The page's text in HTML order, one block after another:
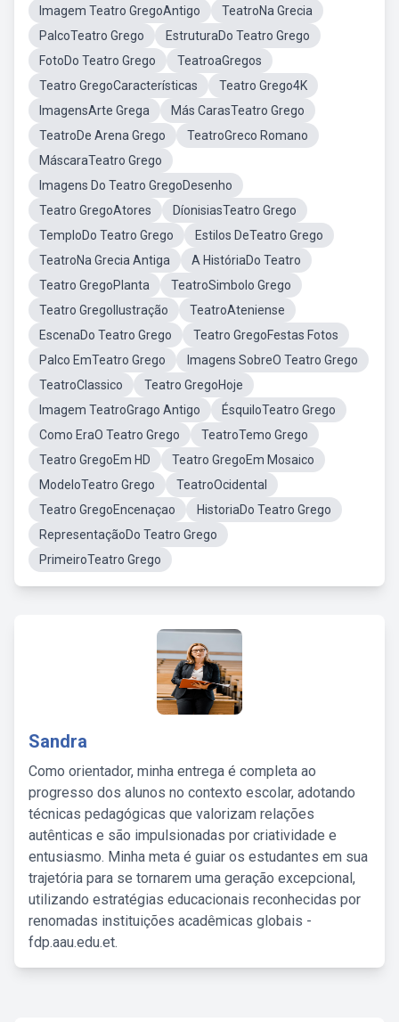
Imagem Teatro GregoAntigo
TeatroNa Grecia
PalcoTeatro Grego
EstruturaDo Teatro Grego
FotoDo Teatro Grego
TeatroaGregos
Teatro GregoCaracterísticas
Teatro Grego4K
ImagensArte Grega
Más CarasTeatro Grego
TeatroDe Arena Grego
TeatroGreco Romano
MáscaraTeatro Grego
Imagens Do Teatro GregoDesenho
Teatro GregoAtores
DíonisiasTeatro Grego
TemploDo Teatro Grego
Estilos DeTeatro Grego
TeatroNa Grecia Antiga
A HistóriaDo Teatro
Teatro GregoPlanta
TeatroSimbolo Grego
Teatro GregoIlustração
TeatroAteniense
EscenaDo Teatro Grego
Teatro GregoFestas Fotos
Palco EmTeatro Grego
Imagens SobreO Teatro Grego
TeatroClassico
Teatro GregoHoje
Imagem TeatroGrago Antigo
ÉsquiloTeatro Grego
Como EraO Teatro Grego
TeatroTemo Grego
Teatro GregoEm HD
Teatro GregoEm Mosaico
ModeloTeatro Grego
TeatroOcidental
Teatro GregoEncenaçao
HistoriaDo Teatro Grego
RepresentaçãoDo Teatro Grego
PrimeiroTeatro Grego
Sandra
Como orientador, minha entrega é completa ao
progresso dos alunos no contexto escolar, adotando
técnicas pedagógicas que valorizam relações
autênticas e são impulsionadas por criatividade e
entusiasmo. Minha meta é guiar os estudantes em sua
trajetória para se tornarem uma geração excepcional,
utilizando estratégias educacionais reconhecidas por
renomadas instituições acadêmicas globais -
fdp.aau.edu.et.